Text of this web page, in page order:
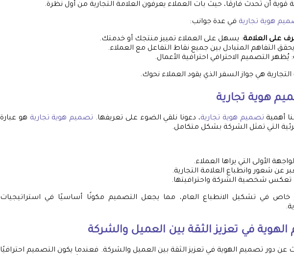
أن تُحدث فارقًا، حيث بات العملاء يعرفون العلامة التجارية من أول نظرة.
هوية تجارية في عدة جوانب:
على العلامة: يسهل على العملاء تمييز منتجك أو خدمتك.
التفاهم المتبادل بين جميع نقاط التفاعل مع العملاء.
: يُظهر التصميم الاحترافي احترافية الأعمال.
التجارية هي جواز السفر الذي يقود العملاء نحوك.
هوية تجارية
أهمية تصميم هوية تجارية، دعونا نلقي الضوء على تعريفها. تصميم هوية تجارية هو عبارة
التي تمثل الشركة بشكل متكامل.
الأولى التي يراها العملاء.
عن شعور وانطباع العلامة التجارية.
تعكس شخصية الشركة واحترافيتها.
في تشكيل الانطباع العام، مما يجعل التصميم مكونًا أساسيًا في استراتيجيات
في تعزيز الثقة بين العميل والشركة
عن دور تصميم الهوية في تعزيز الثقة بين العميل والشركة. فعندما يكون التصميم احترافيًا